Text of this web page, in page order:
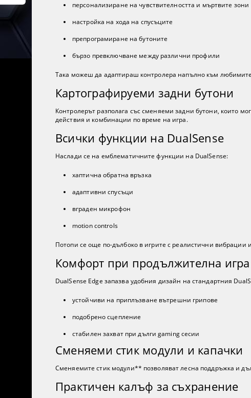
персонализиране на чувствителността и мъртвите зони
настройка на хода на спусъците
препрограмиране на бутоните
бързо превключване между различни профили
Така можеш да адаптираш контролера напълно към
Картографируеми задни бутони
Контролерът разполага със сменяеми задни бутони, които
действия и комбинации по време на игра.
Всички функции на DualSense
Наслади се на емблематичните функции на DualSense:
хаптична обратна връзка
адаптивни спусъци
вграден микрофон
motion controls
Потопи се още по-дълбоко в игрите с реалистични
Комфорт при продължителна игра
DualSense Edge запазва удобния дизайн на стандартния
устойчиви на приплъзване вътрешни грипове
подобрено сцепление
стабилен захват при дълги gaming сесии
Сменяеми стик модули и капачки
Сменяемите стик модули** позволяват лесна поддръжка и
Практичен калъф за съхранение